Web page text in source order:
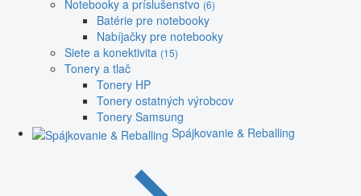
Notebooky a príslušenstvo (6)
Batérie pre notebooky
Nabíjačky pre notebooky
Siete a konektivita (15)
Tonery a tlač
Tonery HP
Tonery ostatných výrobcov
Tonery Samsung
Spájkovanie & Reballing